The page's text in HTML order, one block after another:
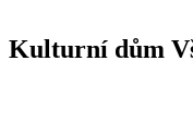
Kulturní dům